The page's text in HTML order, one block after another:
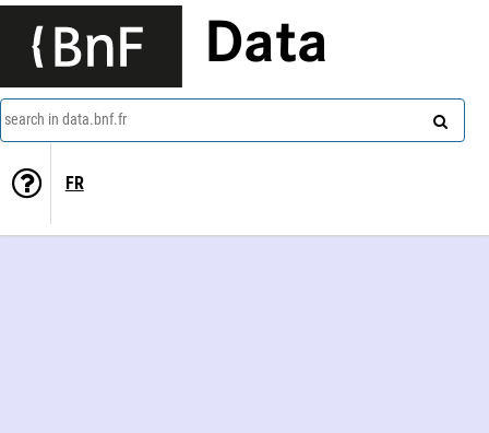
Data
search in data.bnf.fr
FR